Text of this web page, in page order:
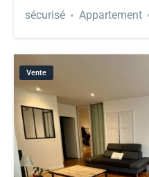
sécurisé
Appartement
Vente